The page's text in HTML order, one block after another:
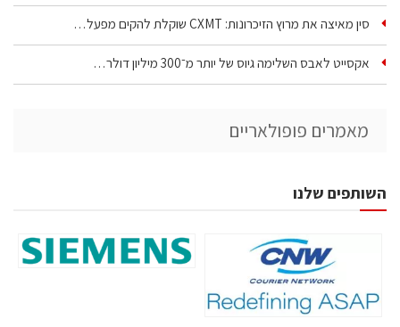
סין מאיצה את מרוץ הזיכרונות: CXMT שוקלת להקים מפעל…
אקסייט לאבס השלימה גיוס של יותר מ־300 מיליון דולר…
מאמרים פופולאריים
השותפים שלנו